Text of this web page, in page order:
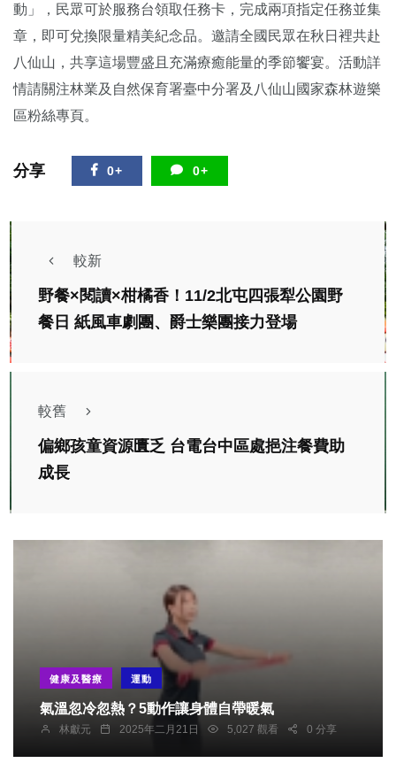
動」，民眾可於服務台領取任務卡，完成兩項指定任務並集
章，即可兌換限量精美紀念品。邀請全國民眾在秋日裡共赴
八仙山，共享這場豐盛且充滿療癒能量的季節饗宴。活動詳
情請關注林業及自然保育署臺中分署及八仙山國家森林遊樂
區粉絲專頁。
分享 0+ 0+
較新
野餐×閱讀×柑橘香！11/2北屯四張犁公園野
餐日 紙風車劇團、爵士樂團接力登場
較舊
偏鄉孩童資源匱乏 台電台中區處挹注餐費助
成長
健康及醫療 運動
氣溫忽冷忽熱？5動作讓身體自帶暖氣
林獻元 2025年二月21日 5,027 觀看 0 分享